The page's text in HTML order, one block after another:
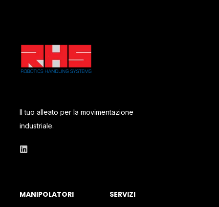
Il tuo alleato per la movimentazione
industriale.
MANIPOLATORI SERVIZI